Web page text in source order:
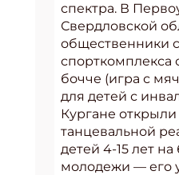
спектра. В
Свердловской
общественники
спорткомплекса
бочче (игра с
для детей с
Кургане
танцевальной
детей 4-15 лет
молодежи — его